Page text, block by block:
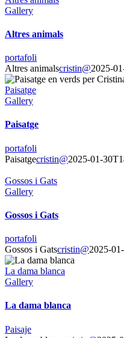
Gallery
Altres animals
portafoli
Altres animalscristin@2025-
Paisatge
Gallery
Paisatge
portafoli
Paisatgecristin@2025-01-
Gossos i Gats
Gallery
Gossos i Gats
portafoli
Gossos i Gatscristin@2025-
La dama blanca
Gallery
La dama blanca
Paisaje